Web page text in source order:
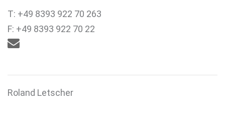
T: +49 8393 922 70 263
F: +49 8393 922 70 22

Roland Letscher